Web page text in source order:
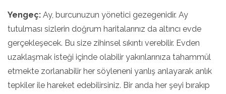
Yengeç: Ay, burcunuzun yönetici gezegenidir. Ay
tutulması sizlerin doğrum haritalarınız da altıncı evde
gerçekleşecek. Bu size zihinsel sıkıntı verebilir. Evden
uzaklaşmak isteği içinde olabilir yakınlarınıza tahammül
etmekte zorlanabilir her söyleneni yanlış anlayarak anlık
tepkiler ile hareket edebilirsiniz. Bir anda her şeyi bırakıp